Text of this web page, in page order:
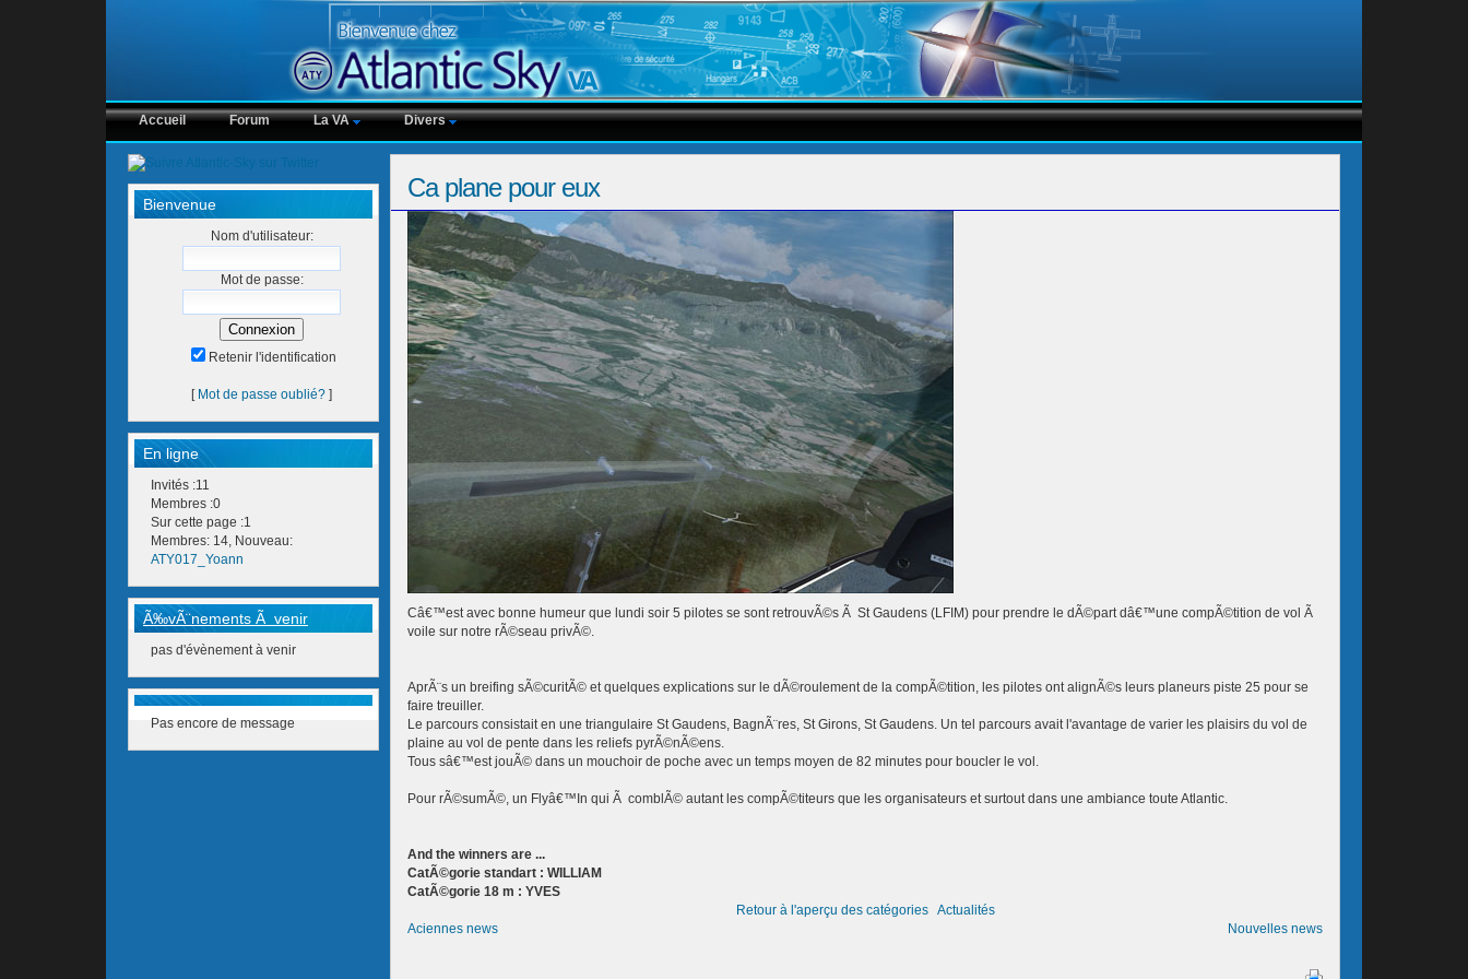
Accueil Forum La VA Divers
Bienvenue
Nom d'utilisateur:
Mot de passe:
Retenir l'identification
[ Mot de passe oublié? ]
En ligne
Invités :11
Membres :0
Sur cette page :1
Membres: 14, Nouveau:
ATY017_Yoann
Ã‰vÃ¨nements Ã venir
pas d'évènement à venir
Pas encore de message
Ca plane pour eux
Câ€™est avec bonne humeur que lundi soir 5 pilotes se sont retrouvÃ©s Ã St Gaudens (LFIM) pour prendre le dÃ©part dâ€™une compÃ©tition de vol Ã
voile sur notre rÃ©seau privÃ©.
AprÃ¨s un breifing sÃ©curitÃ© et quelques explications sur le dÃ©roulement de la compÃ©tition, les pilotes ont alignÃ©s leurs planeurs piste 25 pour se
faire treuiller.
Le parcours consistait en une triangulaire St Gaudens, BagnÃ¨res, St Girons, St Gaudens. Un tel parcours avait l'avantage de varier les plaisirs du vol de
plaine au vol de pente dans les reliefs pyrÃ©nÃ©ens.
Tous sâ€™est jouÃ© dans un mouchoir de poche avec un temps moyen de 82 minutes pour boucler le vol.
Pour rÃ©sumÃ©, un Flyâ€™In qui Ã comblÃ© autant les compÃ©titeurs que les organisateurs et surtout dans une ambiance toute Atlantic.
And the winners are ...
CatÃ©gorie standart : WILLIAM
CatÃ©gorie 18 m : YVES
Retour à l'aperçu des catégories
Actualités
Aciennes news
Nouvelles news